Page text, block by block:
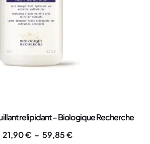
relipidant – Biologique Recherche
21,90€ – 59,85€